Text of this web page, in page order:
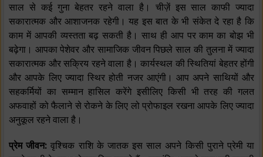
साल से कई गुना बेहतर रहने वाला है। चीज़ें इस साल काफी ज्यादा
सकारात्मक और आशाजनक रहेगी। यह इस बात के भी संकेत दे रहा है कि
काम में आपकी व्यस्तता बढ़ सकती है। साथ ही आप पर काम का बोझ भी
बढ़ेगा। आपका पेशेवर और सामाजिक जीवन पिछले साल की तुलना में ज्यादा
सकारात्मक और सक्रिय रहने वाला है। कार्यस्थल की स्थितियां बेहतर होंगी
और आपके लिए ज्यादा स्थिर होती नजर आएंगी। आप अपने साथियों और
सहकर्मियों का सम्मान हासिल करेंगे इसीलिए किसी भी तरह की गलत
अफवाहों को फैलाने से रोकने के लिए लो प्रोफाइल रखना आपके लिए ज्यादा
अनुकूल रहने वाला है।
प्रेम जीवन:वृश्चिक राशि के जातक इस साल अपने किसी पुराने प्रेमी या